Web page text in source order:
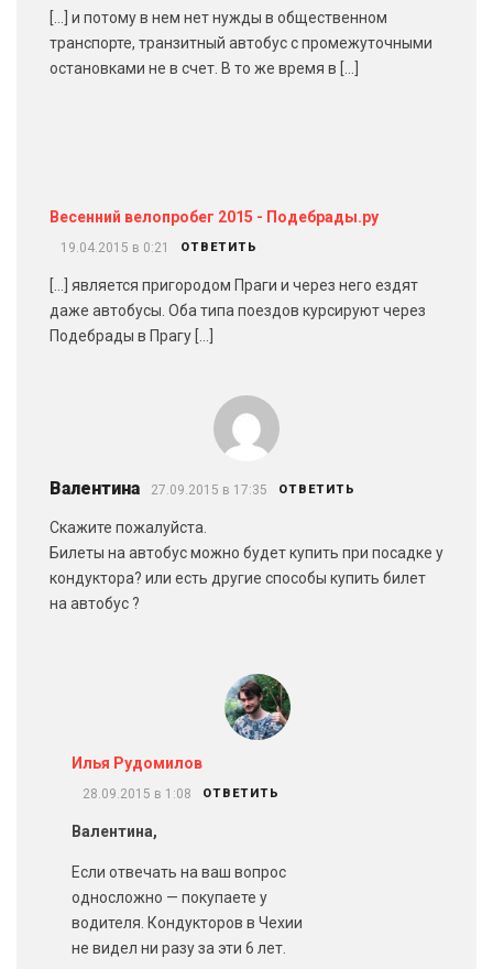
[…] и потому в нем нет нужды в общественном
транспорте, транзитный автобус с промежуточными
остановками не в счет. В то же время в […]
Весенний велопробег 2015 - Подебрады.ру
19.04.2015 в 0:21 ОТВЕТИТЬ
[…] является пригородом Праги и через него ездят
даже автобусы. Оба типа поездов курсируют через
Подебрады в Прагу […]
Валентина 27.09.2015 в 17:35 ОТВЕТИТЬ
Скажите пожалуйста.
Билеты на автобус можно будет купить при посадке у
кондуктора? или есть другие способы купить билет
на автобус ?
Илья Рудомилов
28.09.2015 в 1:08 ОТВЕТИТЬ
Валентина,
Если отвечать на ваш вопрос
односложно — покупаете у
водителя. Кондукторов в Чехии
не видел ни разу за эти 6 лет.